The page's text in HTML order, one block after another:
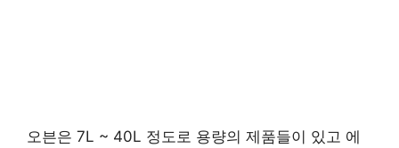
오븐은 7L ~ 40L 정도로 용량의 제품들이 있고 에